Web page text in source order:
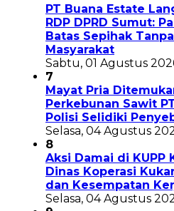
PT Buana Estate
RDP DPRD Sumut:
Batas Sepihak
Masyarakat
Sabtu, 01 Agustus
7
Mayat Pria
Perkebunan Sawit
Polisi Selidiki
Selasa, 04 Agustus
8
Aksi Damai di KUPP
Dinas Koperasi
dan Kesempatan
Selasa, 04 Agustus